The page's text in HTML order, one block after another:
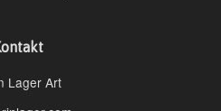
Lager Art